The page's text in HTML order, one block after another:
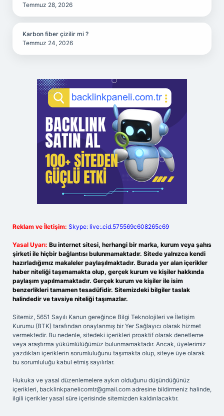
Temmuz 28, 2026
Karbon fiber çizilir mi ?
Temmuz 24, 2026
Reklam ve İletişim: Skype: live:.cid.575569c608265c69
Yasal Uyarı: Bu internet sitesi, herhangi bir marka, kurum veya şahıs
şirketi ile hiçbir bağlantısı bulunmamaktadır. Sitede yalnızca kendi
hazırladığımız makaleler paylaşılmaktadır. Burada yer alan içerikler
haber niteliği taşımamakta olup, gerçek kurum ve kişiler hakkında
paylaşım yapılmamaktadır. Gerçek kurum ve kişiler ile isim
benzerlikleri tamamen tesadüfidir. Sitemizdeki bilgiler taslak
halindedir ve tavsiye niteliği taşımazlar.
Sitemiz, 5651 Sayılı Kanun gereğince Bilgi Teknolojileri ve İletişim
Kurumu (BTK) tarafından onaylanmış bir Yer Sağlayıcı olarak hizmet
vermektedir. Bu nedenle, sitedeki içerikleri proaktif olarak denetleme
veya araştırma yükümlülüğümüz bulunmamaktadır. Ancak, üyelerimiz
yazdıkları içeriklerin sorumluluğunu taşımakta olup, siteye üye olarak
bu sorumluluğu kabul etmiş sayılırlar.
Hukuka ve yasal düzenlemelere aykırı olduğunu düşündüğünüz
içerikleri, backlinkpanelicomtr@gmail.com adresine bildirmeniz halinde,
ilgili içerikler yasal süre içerisinde sitemizden kaldırılacaktır.